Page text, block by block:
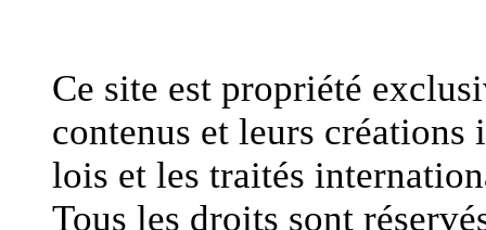
Ce site est propriété
contenus et leurs créations
lois et les traités
Tous les droits sont